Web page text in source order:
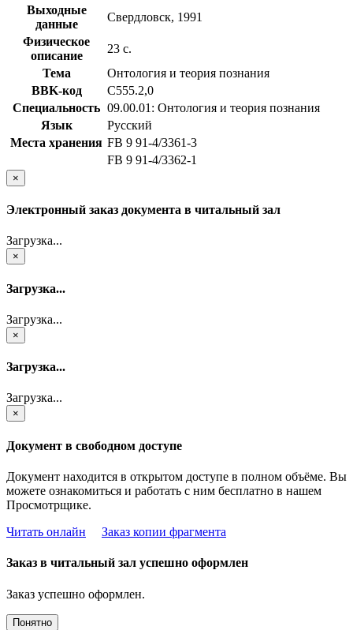
Выходные
данные
Свердловск, 1991
Физическое
описание
23 с.
Тема
Онтология и теория познания
BBK-код
С555.2,0
Специальность 09.00.01: Онтология и теория познания
Язык
Русский
Места хранения FB 9 91-4/3361-3
FB 9 91-4/3362-1
×
Электронный заказ документа в читальный зал
Загрузка...
×
Загрузка...
Загрузка...
×
Загрузка...
Загрузка...
×
Документ в свободном доступе
Документ находится в открытом доступе в полном объёме. Вы
можете ознакомиться и работать с ним бесплатно в нашем
Просмотрщике.
Читать онлайн
Заказ копии фрагмента
Заказ в читальный зал успешно оформлен
Заказ успешно оформлен.
Понятно